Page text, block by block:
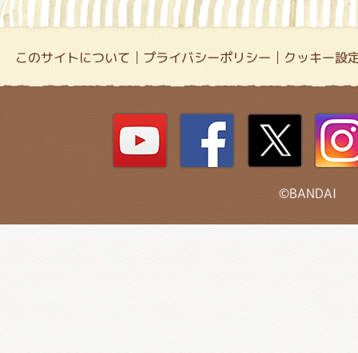
このサイトについて プライバシーポリシー クッキー設
©BANDAI